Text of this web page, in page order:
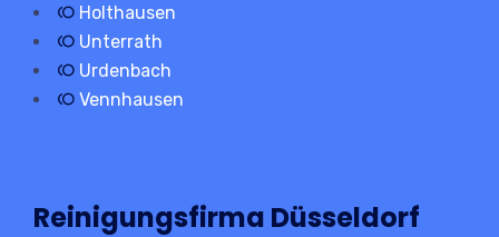
Holthausen
Unterrath
Urdenbach
Vennhausen
Reinigungsfirma Düsseldorf